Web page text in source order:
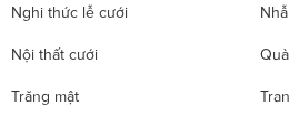
Nghi thức lễ cưới
Nội thất cưới
Trăng mật